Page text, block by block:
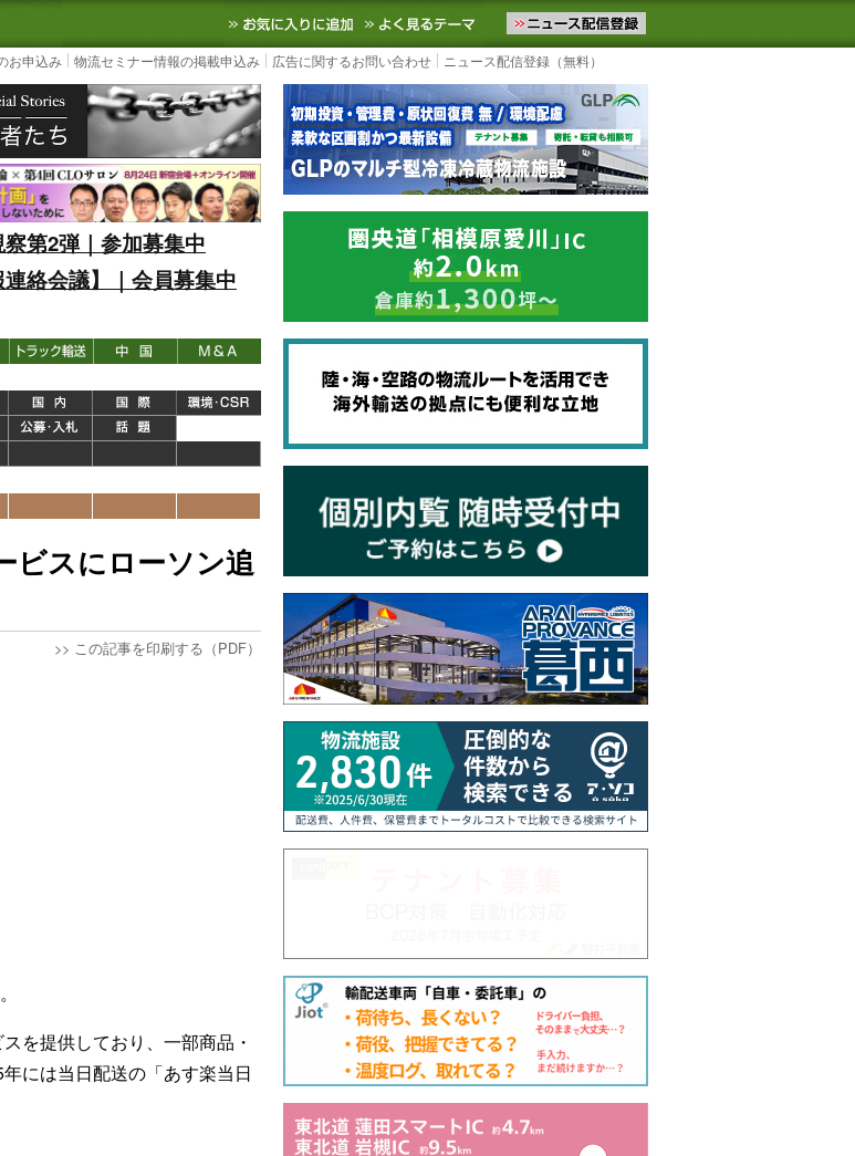
流ニュースサイト
3PL, SCMなど国内外の最新の物流ニュースをお届けします。物流ニュースメール配信を登録す
お気に入りに追加 よく見るテーマ
お申込み 物流セミナー情報の掲載申込み 広告に関するお問い合わせ ニュース配信登録（無料）
第2弾｜参加募集中
絡会議】｜会員募集中
ビスにローソン追
>> この記事を印刷する（PDF）
を提供しており、一部商品・
には当日配送の「あす楽当日